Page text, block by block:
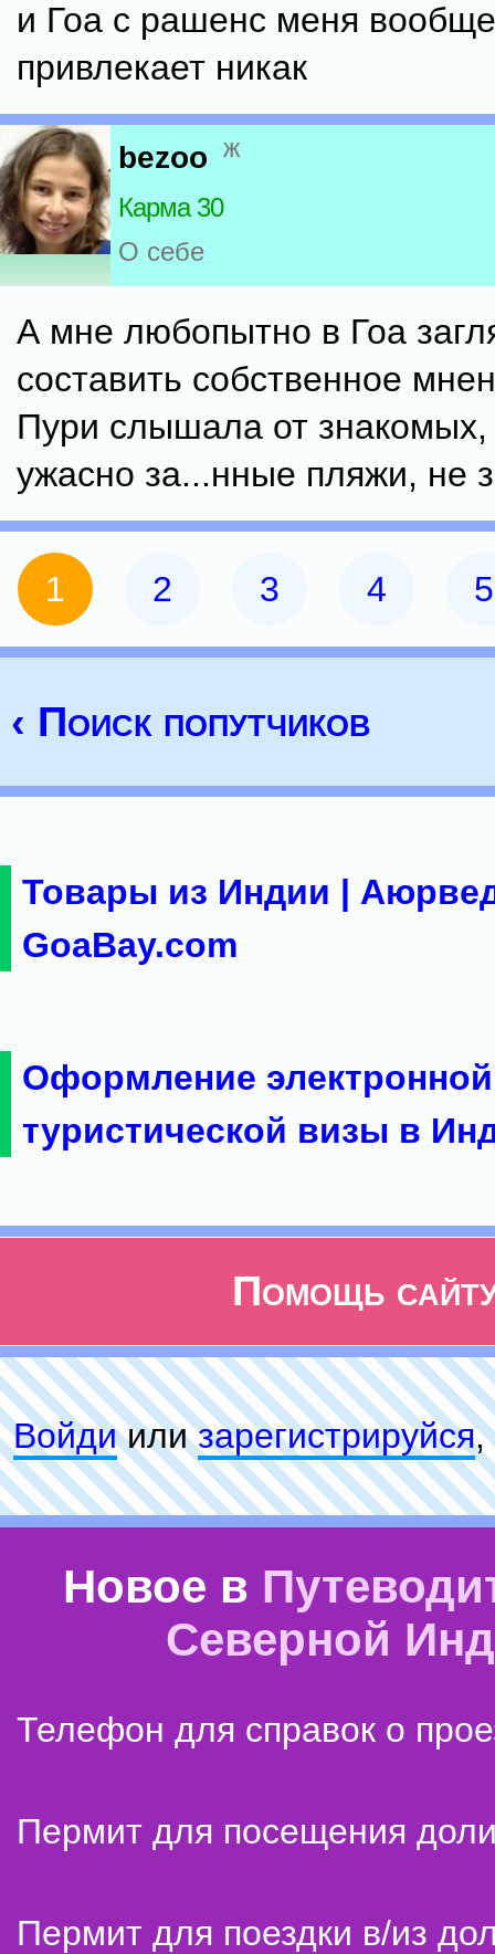
и Гоа с рашенс меня
привлекает никак
bezoo ж
Карма 30
О себе
А мне любопытно в Гоа
составить собственное
Пури слышала от знакомых,
ужасно за...нные пляжи, не
1 2 3 4 5
‹ Поиск попутчиков
Товары из Индии |
GoaBay.com
Оформление электронной
туристической визы в
Помощь
Войдиилизарeгиcтpируйся,
Новое в
Северной
Телефон для справок о
Пермит для посещения
Пермит для поездки в/из